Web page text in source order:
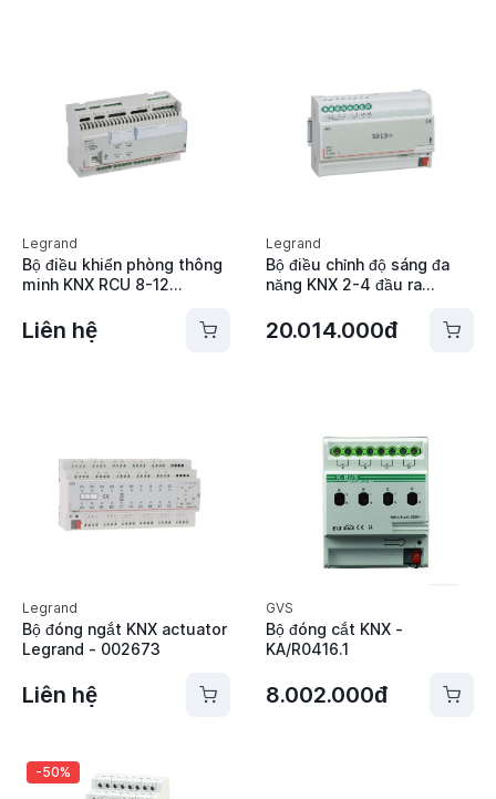
Legrand
Bộ điều khiển phòng thông
minh KNX RCU 8-12
Liên hệ
Legrand
Bộ điều chỉnh độ sáng đa
năng KNX 2-4 đầu ra
20.014.000đ
Legrand
Bộ đóng ngắt KNX actuator
Legrand - 002673
Liên hệ
GVS
Bộ đóng cắt KNX -
KA/R0416.1
8.002.000đ
-50%